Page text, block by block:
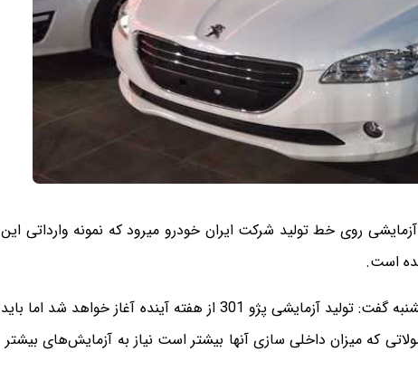
جاری پژو 301 به صورت آزمایشی روی خط تولید شرکت ایران خودرو میرود که نمونه وارداتی این
است.
محمدرضا معتمد مدیرعامل ایکاپ روز پنجشنبه گفت: تولید آزمایشی پژو 301 از هفته آینده آغاز خواهد شد اما باید
که میزان داخلی سازی آنها بیشتر است نیاز به آزمایش‌های بیشتر